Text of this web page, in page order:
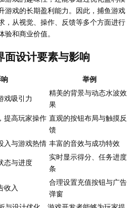
游戏的长期盈利能力。因此，捕鱼游戏
，从视觉、操作、反馈等多个方面进行
和商业价值。
面设计要素与影响
举例
戏吸引力
精美的背景与动态水波效
果
提高玩家操作 直观的按钮布局与触摸反
馈
入与游戏热情 丰富的音效与成功特效
态与进度
实时显示得分、任务进度
条
收入
合理设置充值按钮与广告
弹窗